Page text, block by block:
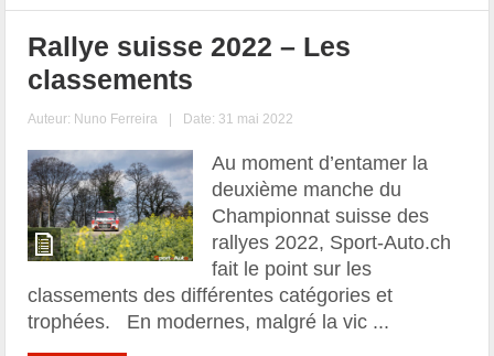
Rallye suisse 2022 – Les
classements
Auteur: Nuno Ferreira | Date: 31 mai 2022
Au moment d’entamer la
deuxième manche du
Championnat suisse des
rallyes 2022, Sport-Auto.ch
fait le point sur les
classements des différentes catégories et
trophées. En modernes, malgré la vic ...